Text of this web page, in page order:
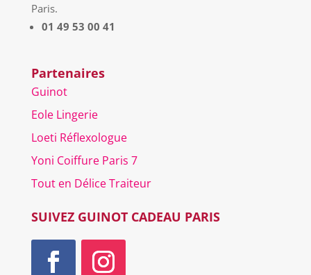
Paris.
01 49 53 00 41
Partenaires
Guinot
Eole Lingerie
Loeti Réflexologue
Yoni Coiffure Paris 7
Tout en Délice Traiteur
SUIVEZ GUINOT CADEAU PARIS